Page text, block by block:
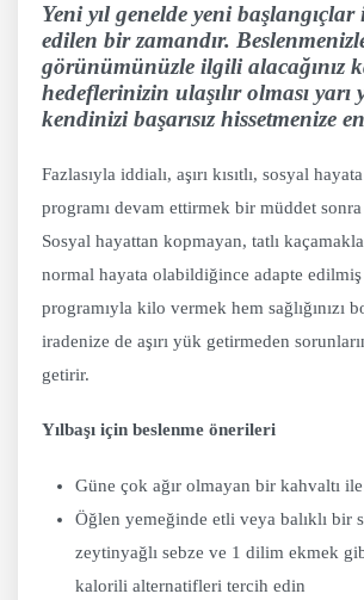
Yeni yıl genelde yeni
edilen bir zamandır.
görünümünüzle ilgili alacağınız
hedeflerinizin ulaşılır olması yarı
kendinizi başarısız hissetmenize
Fazlasıyla iddialı, aşırı kısıtlı, sosyal
programı devam ettirmek bir müddet
Sosyal hayattan kopmayan, tatlı
normal hayata olabildiğince adapte
programıyla kilo vermek hem sağlığınızı
iradenize de aşırı yük getirmeden
getirir.
Yılbaşı için beslenme önerileri
Güne çok ağır olmayan bir kahvaltı ile
Öğlen yemeğinde etli veya balıklı bir
zeytinyağlı sebze ve 1 dilim ekmek
kalorili alternatifleri tercih edin